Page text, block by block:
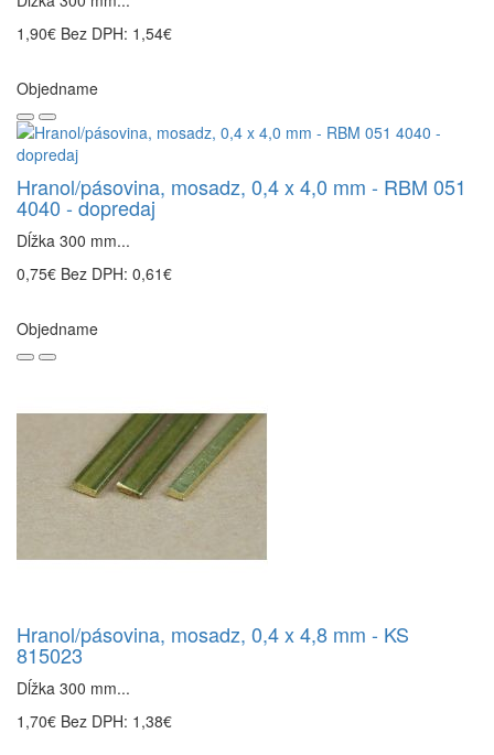
1,90€ Bez DPH: 1,54€
Objedname
Hranol/pásovina, mosadz, 0,4 x 4,0 mm - RBM 051
4040 - dopredaj
Dĺžka 300 mm...
0,75€ Bez DPH: 0,61€
Objedname
Hranol/pásovina, mosadz, 0,4 x 4,8 mm - KS
815023
Dĺžka 300 mm...
1,70€ Bez DPH: 1,38€